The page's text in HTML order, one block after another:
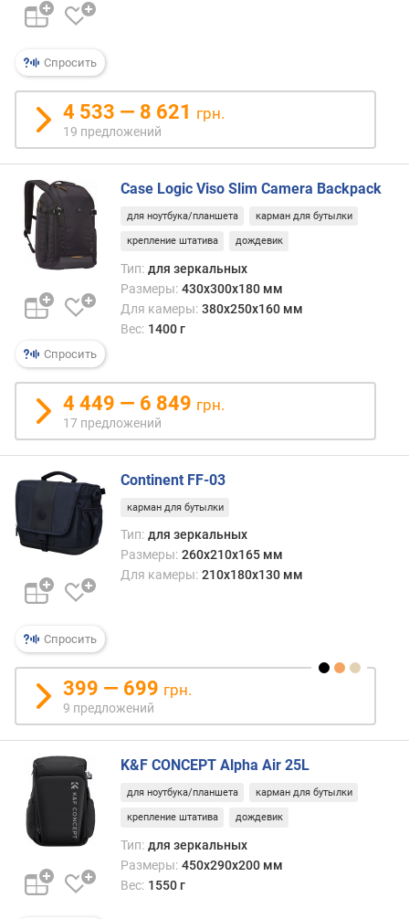
Спросить
4 533 — 8 621 грн.
19 предложений
Спросить
Case Logic Viso Slim Camera Backpack
для ноутбука/планшета карман для бутылки
крепление штатива дождевик
Тип: для зеркальных
Размеры: 430x300x180 мм
Для камеры: 380x250x160 мм
Вес: 1400 г
4 449 — 6 849 грн.
17 предложений
Спросить
Continent FF-03
карман для бутылки
Тип: для зеркальных
Размеры: 260x210x165 мм
Для камеры: 210x180x130 мм
399 — 699 грн.
9 предложений
K&F CONCEPT Alpha Air 25L
для ноутбука/планшета карман для бутылки
крепление штатива дождевик
Тип: для зеркальных
Размеры: 450х290х200 мм
Вес: 1550 г